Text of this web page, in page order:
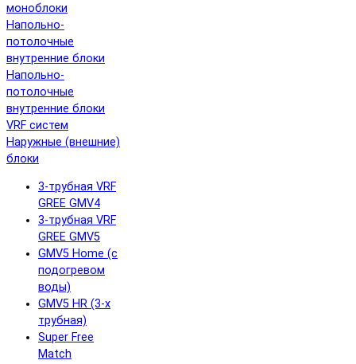
моноблоки
Напольно-
потолочные
внутренние блоки
Напольно-
потолочные
внутренние блоки
VRF систем
Наружные (внешние)
блоки
3-трубная VRF
GREE GMV4
3-трубная VRF
GREE GMV5
GMV5 Home (с
подогревом
воды)
GMV5 HR (3-х
трубная)
Super Free
Match